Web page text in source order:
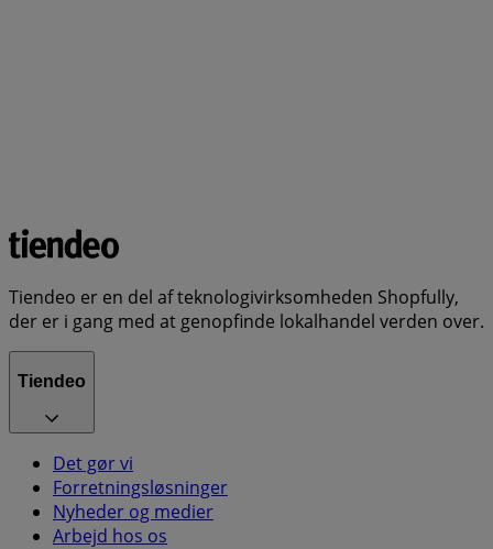
Tiendeo er en del af teknologivirksomheden Shopfully,
der er i gang med at genopfinde lokalhandel verden over.
Tiendeo
Det gør vi
Forretningsløsninger
Nyheder og medier
Arbejd hos os